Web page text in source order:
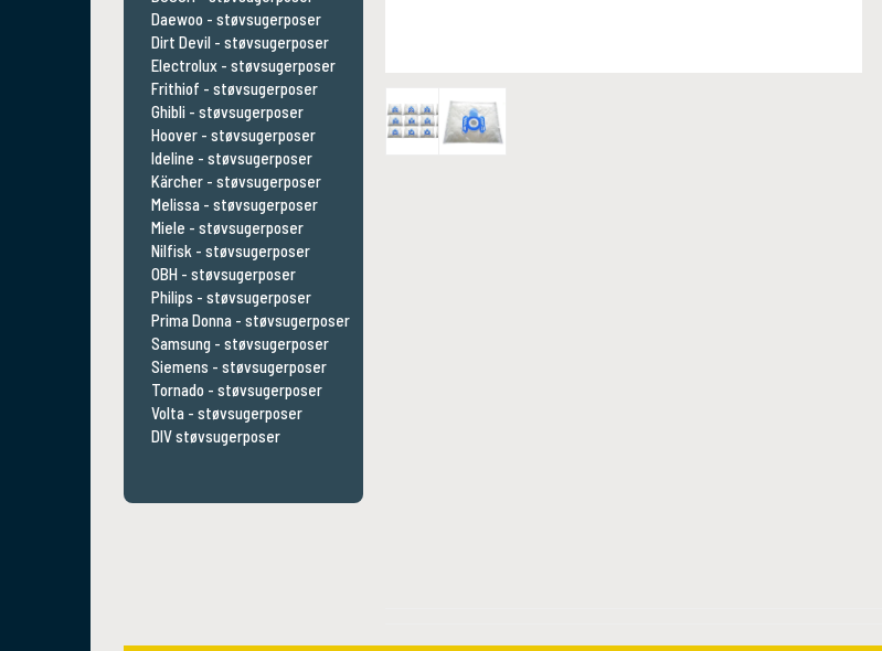
Daewoo - støvsugerposer
Dirt Devil - støvsugerposer
Electrolux - støvsugerposer
Frithiof - støvsugerposer
Ghibli - støvsugerposer
Hoover - støvsugerposer
Ideline - støvsugerposer
Kärcher - støvsugerposer
Melissa - støvsugerposer
Miele - støvsugerposer
Nilfisk - støvsugerposer
OBH - støvsugerposer
Philips - støvsugerposer
Prima Donna - støvsugerposer
Samsung - støvsugerposer
Siemens - støvsugerposer
Tornado - støvsugerposer
Volta - støvsugerposer
DIV støvsugerposer